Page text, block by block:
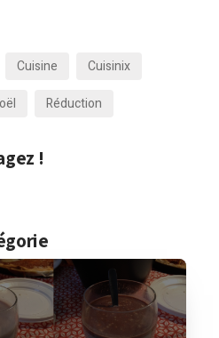
Cuisine
Cuisinix
Réduction
!